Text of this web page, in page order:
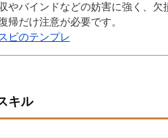
やバインドなどの妨害に強く、欠
帰だけ注意が必要です。
ビのテンプレ
キル